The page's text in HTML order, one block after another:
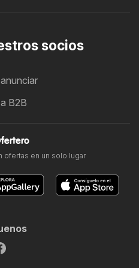
socios
B2B
en un solo lugar